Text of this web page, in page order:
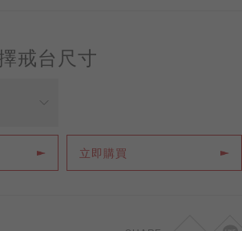
戒台尺寸
價格
NT 60,000
立即購買